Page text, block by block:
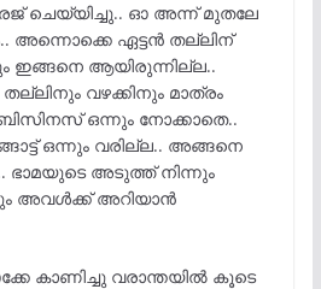
ചെയ്യിച്ചു.. ഓ അന്ന് മുതലേ
അന്നൊക്കെ ഏട്ടൻ തല്ലിന്
ഇങ്ങനെ ആയിരുന്നില്ല..
വഴക്കിനും മാത്രം
ഒന്നും നോക്കാതെ..
ഒന്നും വരില്ല.. അങ്ങനെ
ഭാമയുടെ അടുത്ത് നിന്നും
അവൾക്ക് അറിയാൻ
കാണിച്ചു വരാന്തയിൽ കൂടെ